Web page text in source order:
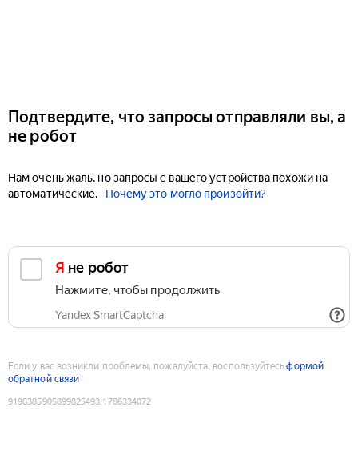
Подтвердите, что запросы отправляли вы, а
не робот
Нам очень жаль, но запросы с вашего устройства похожи на
автоматические.
Почему это могло произойти?
Я не робот
Нажмите, чтобы продолжить
Yandex SmartCaptcha
Если у вас возникли проблемы, пожалуйста, воспользуйтесьформой
обратной связи
9198385905899825493:1786334072